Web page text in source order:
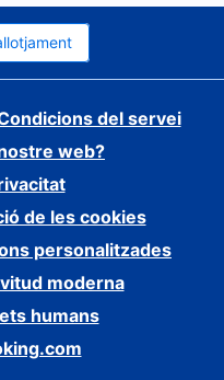
del servei
web?
de les cookies
personalitzades
moderna
humans